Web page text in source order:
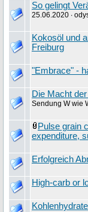
So gelingt
25.06.2020 ∙
Kokosöl und
Freiburg
"Embrace" -
Die Macht
Sendung W wie
Pulse grain
expenditure,
Erfolgreich
High-carb or